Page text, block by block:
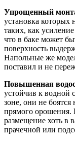
Упрощенный
установка которых
таких, как
что в баке может
поверхность
Напольные же
поставил и не
Повышенная
устойчив к водной
зоне, они не
прямого орошения.
размещение хоть в
прачечной или